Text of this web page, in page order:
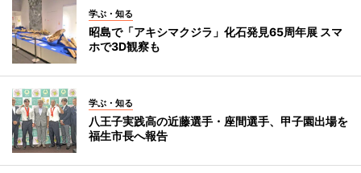
学ぶ・知る
昭島で「アキシマクジラ」化石発見65周年展 スマ
ホで3D観察も
学ぶ・知る
八王子実践高の近藤選手・座間選手、甲子園出場を
福生市長へ報告